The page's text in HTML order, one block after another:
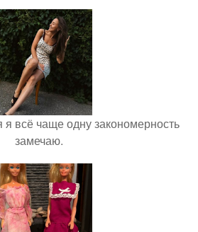
всё чаще одну закономерность
замечаю.